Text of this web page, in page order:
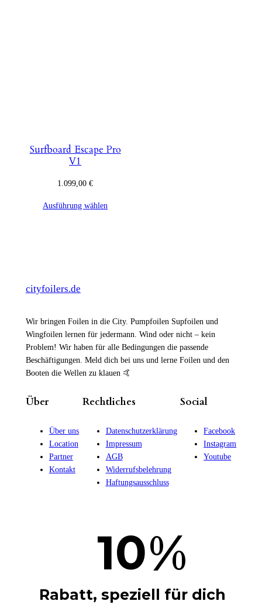
Surfboard Escape Pro
V1
1.099,00€
Ausführung wählen
cityfoilers.de
Wir bringen Foilen in die City. Pumpfoilen Supfoilen und
Wingfoilen lernen für jedermann. Wind oder nicht – kein
Problem! Wir haben für alle Bedingungen die passende
Beschäftigungen. Meld dich bei uns und lerne Foilen und den
Booten die Wellen zu klauen 🤙
Über
Über uns
Location
Partner
Kontakt
Rechtliches
Datenschutzerklärung
Impressum
AGB
Widerrufsbelehrung
Haftungsausschluss
Social
Facebook
Instagram
Youtube
10%
Rabatt, speziell für dich